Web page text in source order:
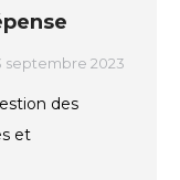
septembre 2023
des
et